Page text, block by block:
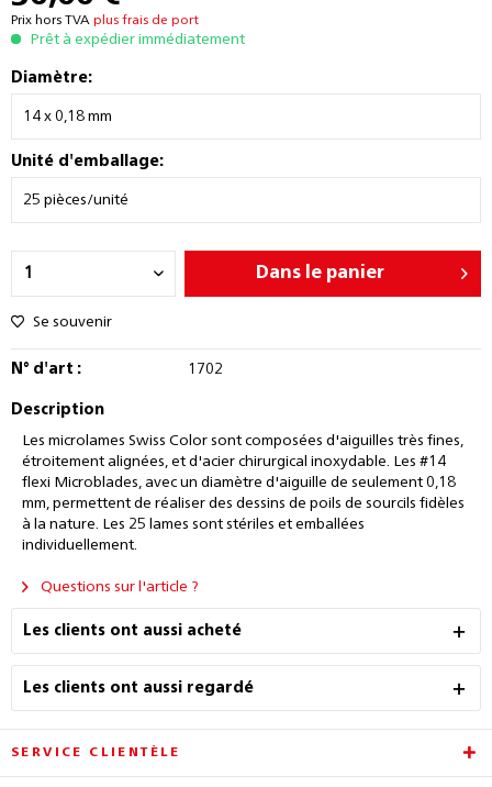
Prix hors TVA plus frais de port
Prêt à expédier immédiatement
Diamètre:
Unité d'emballage:
Dans le panier
Se souvenir
N° d'art : 1702
Description
Les microlames Swiss Color sont composées d'aiguilles très fines,
étroitement alignées, et d'acier chirurgical inoxydable. Les #14
flexi Microblades, avec un diamètre d'aiguille de seulement 0,18
mm, permettent de réaliser des dessins de poils de sourcils fidèles
à la nature. Les 25 lames sont stériles et emballées
individuellement.
Questions sur l'article ?
Les clients ont aussi acheté
Les clients ont aussi regardé
SERVICE CLIENTÈLE